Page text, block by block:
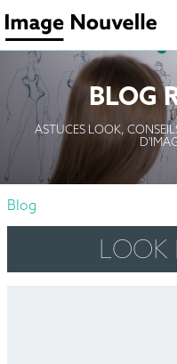
BLOG
ASTUCES LOOK,
Blog
LOOK